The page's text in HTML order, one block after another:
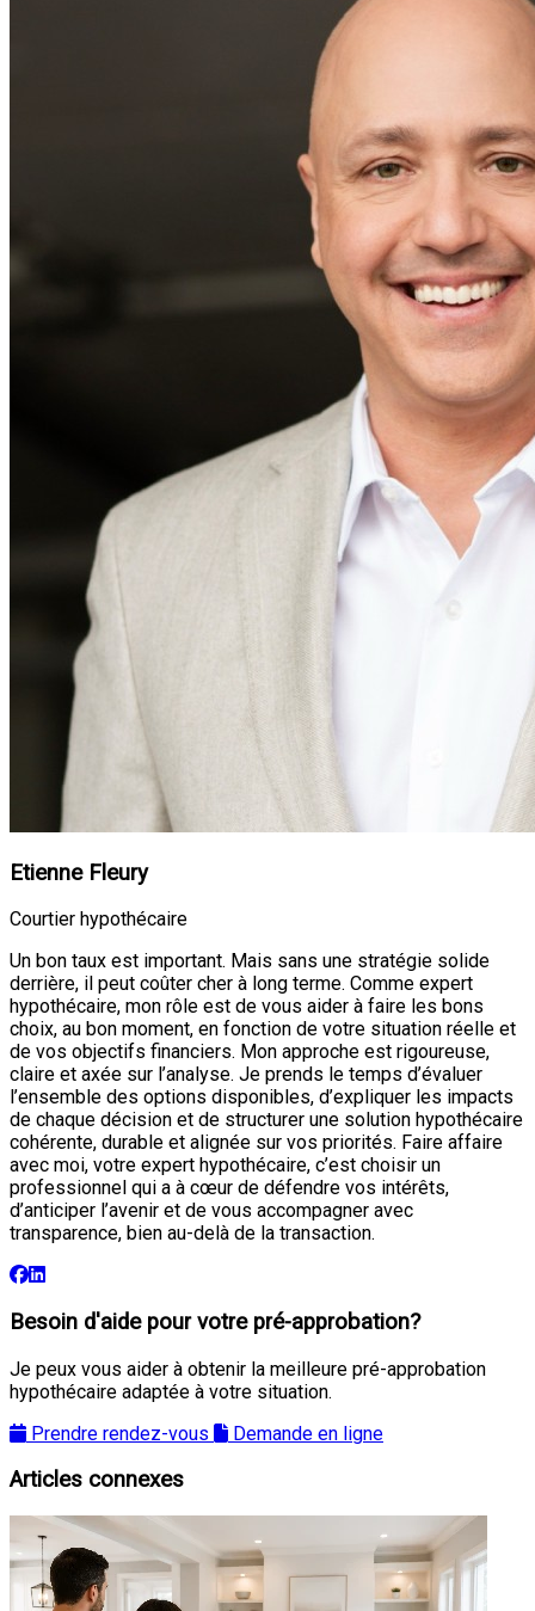
Etienne Fleury
Courtier hypothécaire
Un bon taux est important. Mais sans une stratégie solide
derrière, il peut coûter cher à long terme. Comme expert
hypothécaire, mon rôle est de vous aider à faire les bons
choix, au bon moment, en fonction de votre situation réelle et
de vos objectifs financiers. Mon approche est rigoureuse,
claire et axée sur l’analyse. Je prends le temps d’évaluer
l’ensemble des options disponibles, d’expliquer les impacts
de chaque décision et de structurer une solution hypothécaire
cohérente, durable et alignée sur vos priorités. Faire affaire
avec moi, votre expert hypothécaire, c’est choisir un
professionnel qui a à cœur de défendre vos intérêts,
d’anticiper l’avenir et de vous accompagner avec
transparence, bien au-delà de la transaction.
Besoin d'aide pour votre pré-approbation?
Je peux vous aider à obtenir la meilleure pré-approbation
hypothécaire adaptée à votre situation.
Prendre rendez-vous
Demande en ligne
Articles connexes